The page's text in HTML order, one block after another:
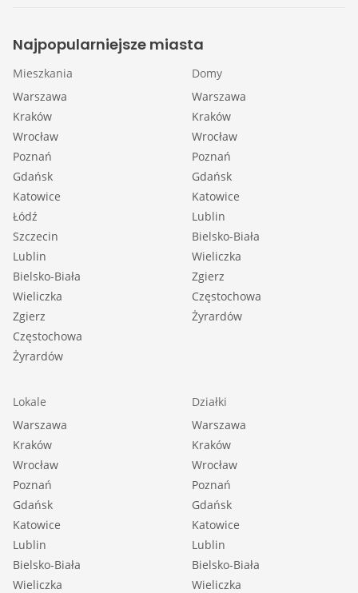
Najpopularniejsze miasta
Mieszkania
Warszawa
Kraków
Wrocław
Poznań
Gdańsk
Katowice
Łódź
Szczecin
Lublin
Bielsko-Biała
Wieliczka
Zgierz
Częstochowa
Żyrardów
Domy
Warszawa
Kraków
Wrocław
Poznań
Gdańsk
Katowice
Lublin
Bielsko-Biała
Wieliczka
Zgierz
Częstochowa
Żyrardów
Lokale
Warszawa
Kraków
Wrocław
Poznań
Gdańsk
Katowice
Lublin
Bielsko-Biała
Wieliczka
Działki
Warszawa
Kraków
Wrocław
Poznań
Gdańsk
Katowice
Lublin
Bielsko-Biała
Wieliczka